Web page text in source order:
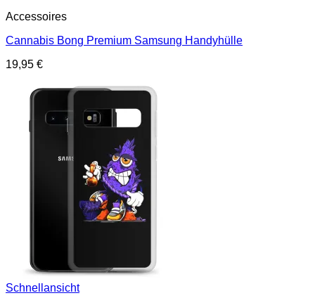
Accessoires
Cannabis Bong Premium Samsung Handyhülle
19,95 €
Schnellansicht